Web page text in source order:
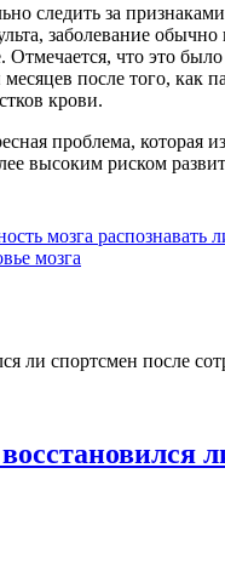
следить за
заболевание
Отмечается, что это
после того, как
крови.
проблема,
высоким риском
мозга распознавать
мозга